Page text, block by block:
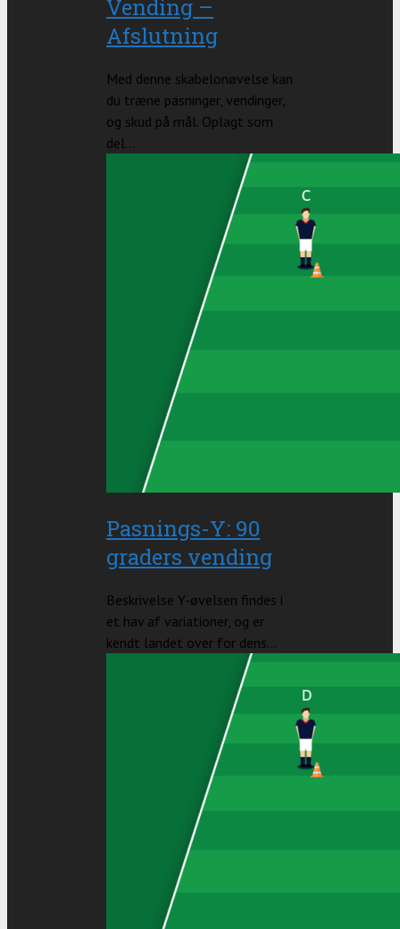
Vending –
Afslutning
Med denne skabelonøvelse kan
du træne pasninger, vendinger,
og skud på mål. Oplagt som
del...
Pasnings-Y: 90
graders vending
Beskrivelse Y-øvelsen findes i
et hav af variationer, og er
kendt landet over for dens...